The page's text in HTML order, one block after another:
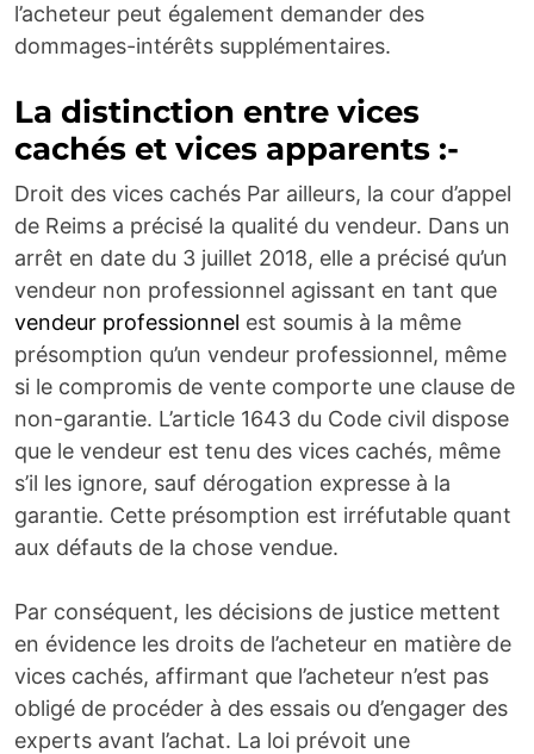
l’acheteur peut également demander des
dommages-intérêts supplémentaires.
La distinction entre vices
cachés et vices apparents :-
Droit des vices cachés Par ailleurs, la cour d’appel
de Reims a précisé la qualité du vendeur. Dans un
arrêt en date du 3 juillet 2018, elle a précisé qu’un
vendeur non professionnel agissant en tant que
vendeur professionnel est soumis à la même
présomption qu’un vendeur professionnel, même
si le compromis de vente comporte une clause de
non-garantie. L’article 1643 du Code civil dispose
que le vendeur est tenu des vices cachés, même
s’il les ignore, sauf dérogation expresse à la
garantie. Cette présomption est irréfutable quant
aux défauts de la chose vendue.
Par conséquent, les décisions de justice mettent
en évidence les droits de l’acheteur en matière de
vices cachés, affirmant que l’acheteur n’est pas
obligé de procéder à des essais ou d’engager des
experts avant l’achat. La loi prévoit une